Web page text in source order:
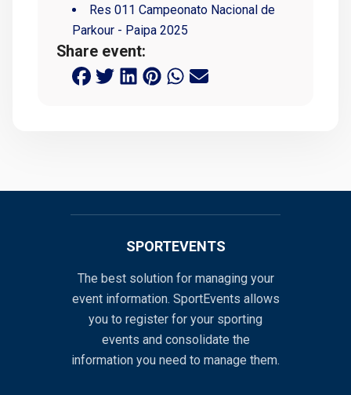
Res 011 Campeonato Nacional de
Parkour - Paipa 2025
Share event:
SPORTEVENTS
The best solution for managing your
event information. SportEvents allows
you to register for your sporting
events and consolidate the
information you need to manage them.